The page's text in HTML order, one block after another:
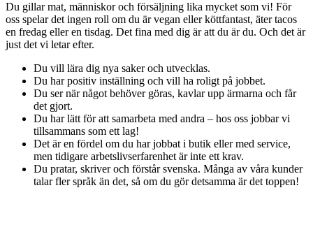
Du gillar mat, människor och försäljning lika mycket som vi! För
oss spelar det ingen roll om du är vegan eller köttfantast, äter tacos
en fredag eller en tisdag. Det fina med dig är att du är du. Och det är
just det vi letar efter.
Du vill lära dig nya saker och utvecklas.
Du har positiv inställning och vill ha roligt på jobbet.
Du ser när något behöver göras, kavlar upp ärmarna och får
det gjort.
Du har lätt för att samarbeta med andra – hos oss jobbar vi
tillsammans som ett lag!
Det är en fördel om du har jobbat i butik eller med service,
men tidigare arbetslivserfarenhet är inte ett krav.
Du pratar, skriver och förstår svenska. Många av våra kunder
talar fler språk än det, så om du gör detsamma är det toppen!